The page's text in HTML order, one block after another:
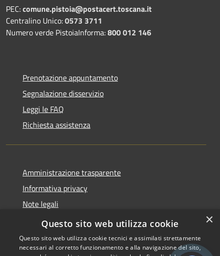
PEC:comune.pistoia@postacert.toscana.it
Centralino Unico:0573 3711
Numero verde PistoiaInforma:800 012 146
Prenotazione appuntamento
Segnalazione disservizio
Leggi le FAQ
Richiesta assistenza
Amministrazione trasparente
Informativa privacy
Note legali
Dichiarazione di accessibilità
×
Questo sito web utilizza cookie
Questo sito web utilizza cookie tecnici e assimilati strettamente
necessari al corretto funzionamento e alla navigazione del sito,